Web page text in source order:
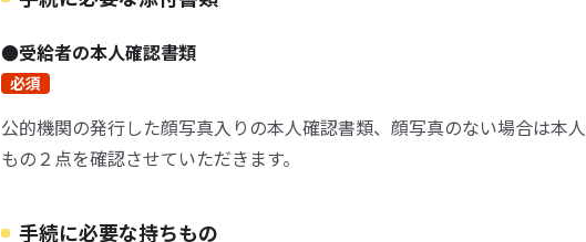
●受給者の本人確認書類
必須
公的機関の発行した顔写真入りの本人確認書類、顔写真のない場合は本
もの２点を確認させていただきます。
手続に必要な持ちもの